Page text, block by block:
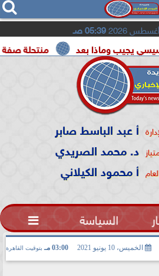
  
05:39 صـ
منتحلة صفة صحفية وماذا بعد
أ عبد الباسط صابر
د. محمد الصريدي
أ محمود الكيلاني
السياسة 
الخميس، 10 يونيو 2021 03:00 مـ بتوقيت القاهرة